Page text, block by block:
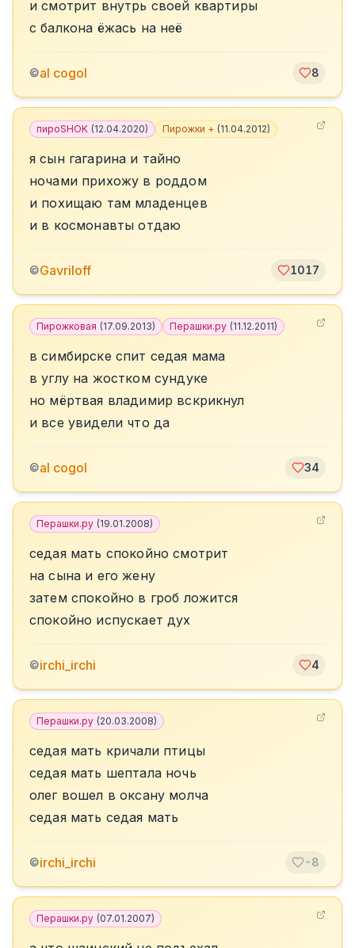
и смотрит внутрь своей квартиры
с балкона ёжась на неё
©al cogol 8
пироSHOK (12.04.2020) Пирожки + (11.04.2012)
я сын гагарина и тайно
ночами прихожу в роддом
и похищаю там младенцев
и в космонавты отдаю
©Gavriloff 1017
Пирожковая (17.09.2013) Перашки.ру (11.12.2011)
в симбирске спит седая мама
в углу на жостком сундуке
но мёртвая владимир вскрикнул
и все увидели что да
©al cogol 34
Перашки.ру (19.01.2008)
седая мать спокойно смотрит
на сына и его жену
затем спокойно в гроб ложится
спокойно испускает дух
©irchi_irchi 4
Перашки.ру (20.03.2008)
седая мать кричали птицы
седая мать шептала ночь
олег вошел в оксану молча
седая мать седая мать
©irchi_irchi -8
Перашки.ру (07.01.2007)